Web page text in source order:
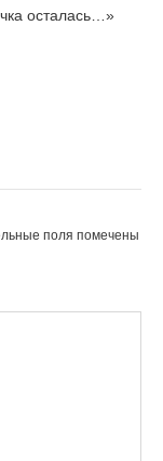
осталась…»
поля помечены